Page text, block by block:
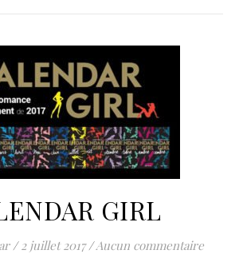
GIRL
/ 2 juillet 2017 /Aucun commentaire